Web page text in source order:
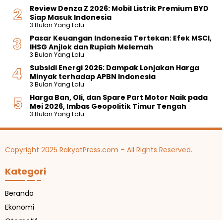
Review Denza Z 2026: Mobil Listrik Premium BYD
Siap Masuk Indonesia
3 Bulan Yang Lalu
Pasar Keuangan Indonesia Tertekan: Efek MSCI,
IHSG Anjlok dan Rupiah Melemah
3 Bulan Yang Lalu
Subsidi Energi 2026: Dampak Lonjakan Harga
Minyak terhadap APBN Indonesia
3 Bulan Yang Lalu
Harga Ban, Oli, dan Spare Part Motor Naik pada
Mei 2026, Imbas Geopolitik Timur Tengah
3 Bulan Yang Lalu
Copyright 2025 RakyatPress.com – All Rights Reserved.
Kategori
Beranda
Ekonomi